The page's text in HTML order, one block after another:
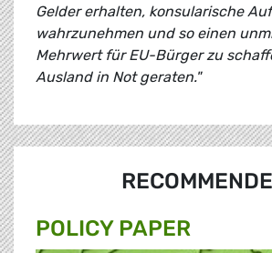
Gelder erhalten, konsularische
wahrzunehmen und so einen
Mehrwert für EU-Bürger zu
Ausland in Not geraten."
POLICY PAPER